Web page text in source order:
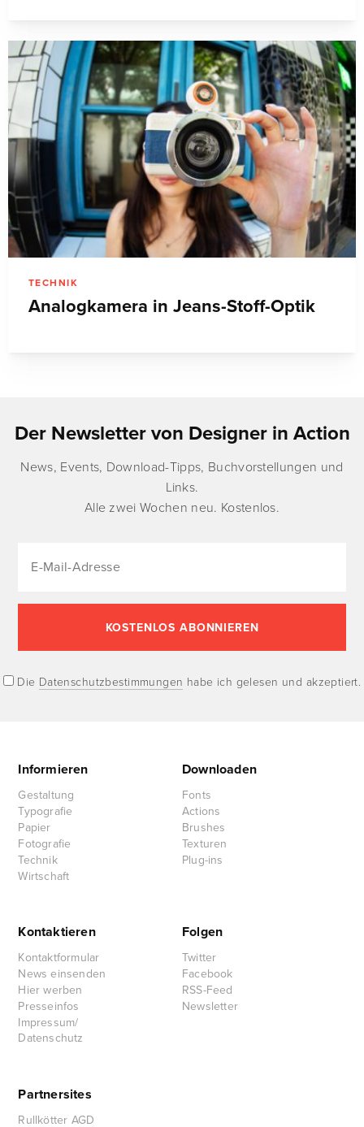
TECHNIK
Analogkamera in Jeans-Stoff-Optik
Der Newsletter von Designer in Action
News, Events, Download-Tipps, Buchvorstellungen und
Links.
Alle zwei Wochen neu. Kostenlos.
Die Datenschutzbestimmungen habe ich gelesen und akzeptiert.
Informieren
Gestaltung
Typografie
Papier
Fotografie
Technik
Wirtschaft
Downloaden
Fonts
Actions
Brushes
Texturen
Plug-ins
Kontaktieren
Kontaktformular
News einsenden
Hier werben
Presseinfos
Impressum/
Datenschutz
Folgen
Twitter
Facebook
RSS-Feed
Newsletter
Partnersites
Rullkötter AGD